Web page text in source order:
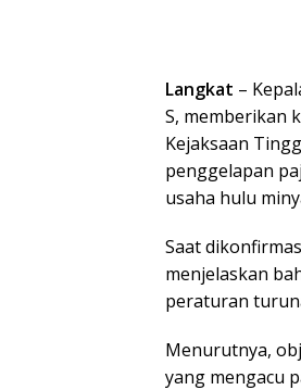
Langkat –
S, memberikan
Kejaksaan
penggelapan
usaha hulu
Saat
menjelaskan
peraturan
Menurutnya,
yang mengacu